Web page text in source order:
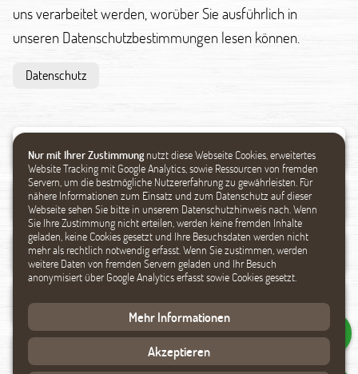
Nur mit Ihrer Zustimmung nutzt diese Webseite Cookies, erweitertes
Website Tracking mit Google Analytics, sowie Ressourcen von fremden
Servern, um die bestmögliche Nutzererfahrung zu gewährleisten. Für
nähere Informationen zum Einsatz und zum Datenschutz auf dieser
Webseite sehen Sie bitte in unserem Datenschutzhinweis nach. Wenn
Sie Ihre Zustimmung nicht erteilen, werden keine fremden Inhalte
geladen, keine Cookies gesetzt und Ihre Besuchsdaten werden nicht
mehr als rechtlich notwendig erfasst. Wenn Sie zustimmen, werden
weitere Daten von fremden Servern geladen und Ihr Besuch
anonymisiert über Google Analytics erfasst sowie Cookies gesetzt.
Mehr Informationen
Akzeptieren
uns verarbeitet werden, worüber Sie ausführlich in
unseren Datenschutzbestimmungen lesen können.
Datenschutz